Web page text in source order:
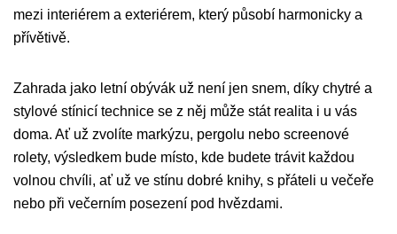
mezi interiérem a exteriérem, který působí harmonicky a
přívětivě.
Zahrada jako letní obývák už není jen snem, díky chytré a
stylové stínicí technice se z něj může stát realita i u vás
doma. Ať už zvolíte markýzu, pergolu nebo screenové
rolety, výsledkem bude místo, kde budete trávit každou
volnou chvíli, ať už ve stínu dobré knihy, s přáteli u večeře
nebo při večerním posezení pod hvězdami.